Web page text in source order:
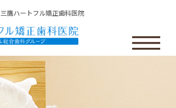
鷹ハートフル矯正歯科医院